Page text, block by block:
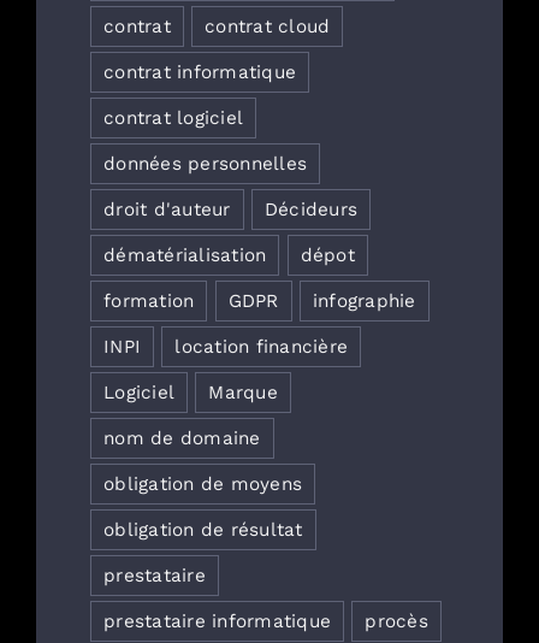
contrat contrat cloud
contrat informatique
contrat logiciel
données personnelles
droit d'auteur Décideurs
dématérialisation dépot
formation GDPR infographie
INPI location financière
Logiciel Marque
nom de domaine
obligation de moyens
obligation de résultat
prestataire
prestataire informatique procès